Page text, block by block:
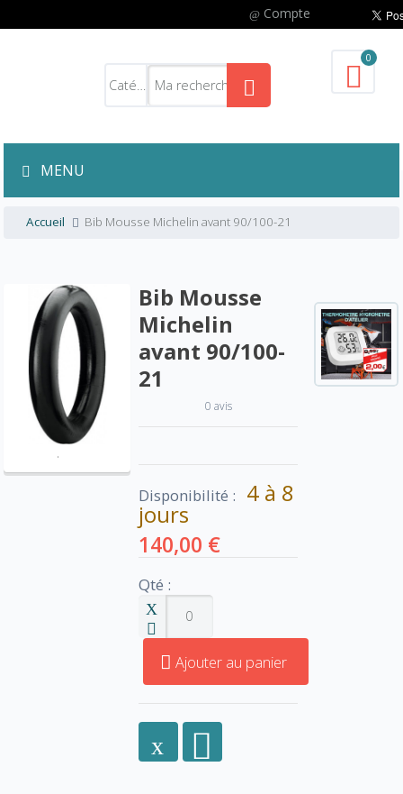
Compte
0
MENU
Accueil Bib Mousse Michelin avant 90/100-21
Bib Mousse
Michelin
avant 90/100-
21
0 avis
Disponibilité : 4 à 8
jours
140,00 €
Qté :
Ajouter au panier